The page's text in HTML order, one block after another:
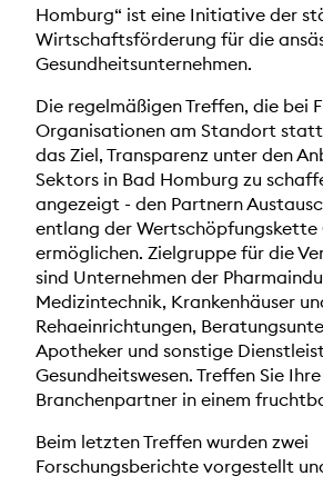
Homburg“ ist eine Initiative der
Wirtschaftsförderung für die
Gesundheitsunternehmen.
Die regelmäßigen Treffen, die bei
Organisationen am Standort
das Ziel, Transparenz unter den
Sektors in Bad Homburg zu
angezeigt - den Partnern
entlang der Wertschöpfungskette
ermöglichen. Zielgruppe für die
sind Unternehmen der
Medizintechnik, Krankenhäuser
Rehaeinrichtungen,
Apotheker und sonstige
Gesundheitswesen. Treffen Sie Ihre
Branchenpartner in einem
Beim letzten Treffen wurden zwei
Forschungsberichte vorgestellt